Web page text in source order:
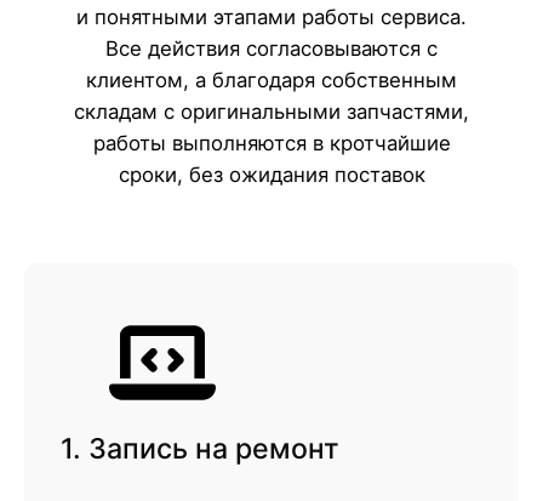
и понятными этапами работы сервиса.
Все действия согласовываются с
клиентом, а благодаря собственным
складам с оригинальными запчастями,
работы выполняются в кротчайшие
сроки, без ожидания поставок
1. Запись на ремонт